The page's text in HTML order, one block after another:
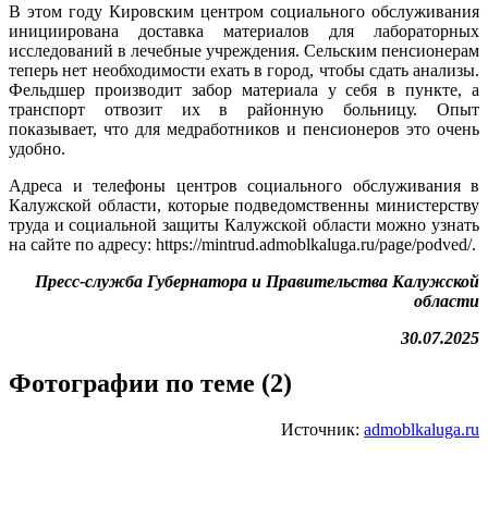
В этом году Кировским центром социального обслуживания
инициирована доставка материалов для лабораторных
исследований в лечебные учреждения. Сельским пенсионерам
теперь нет необходимости ехать в город, чтобы сдать анализы.
Фельдшер производит забор материала у себя в пункте, а
транспорт отвозит их в районную больницу. Опыт
показывает, что для медработников и пенсионеров это очень
удобно.
Адреса и телефоны центров социального обслуживания в
Калужской области, которые подведомственны министерству
труда и социальной защиты Калужской области можно узнать
на сайте по адресу: https://mintrud.admoblkaluga.ru/page/podved/.
Пресс-служба Губернатора и Правительства Калужской
области
30.07.2025
Фотографии по теме (2)
Источник: admoblkaluga.ru